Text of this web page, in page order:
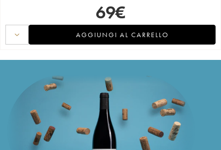
69€
AGGIUNGI AL CARRELLO